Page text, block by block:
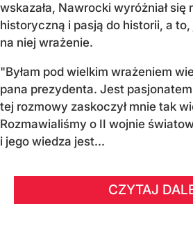
wskazała, Nawrocki wyróżniał się
historyczną i pasją do historii, a to,
na niej wrażenie.
"Byłam pod wielkim wrażeniem
pana prezydenta. Jest
tej rozmowy zaskoczył mnie tak
Rozmawialiśmy o II wojnie
i jego wiedza jest...
CZYTAJ